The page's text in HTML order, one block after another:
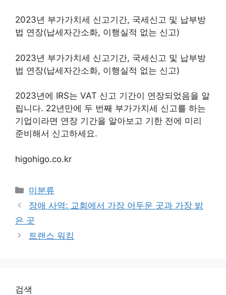
2023년 부가가치세 신고기간, 국세신고 및 납부방
법 연장(납세자간소화, 이행실적 없는 신고)
2023년 부가가치세 신고기간, 국세신고 및 납부방
법 연장(납세자간소화, 이행실적 없는 신고)
2023년에 IRS는 VAT 신고 기간이 연장되었음을 알
립니다. 22년만에 두 번째 부가가치세 신고를 하는
기업이라면 연장 기간을 알아보고 기한 전에 미리
준비해서 신고하세요.
higohigo.co.kr
Categories
미분류
장애 사역: 교회에서 가장 어두운 곳과 가장 밝
은 곳
트랜스 워킹
검색